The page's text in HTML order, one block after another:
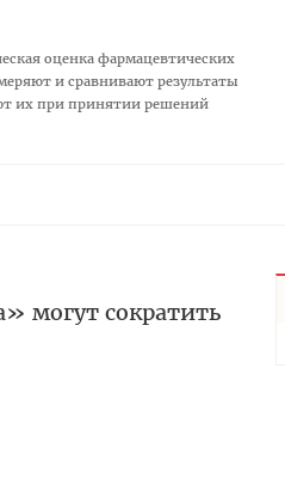
оценка фармацевтических
и сравнивают результаты
их при принятии решений
могут сократить